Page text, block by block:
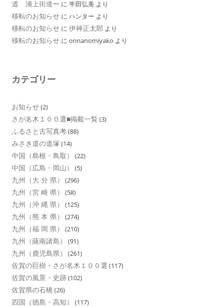
道 浦上街道ー に 半田弘美 より
移転のお知らせ に ハンター より
移転のお知らせ に 伊神正太郎 より
移転のお知らせ に onnanomiyako より
カテゴリー
お知らせ(2)
さが名木１００選■掲載一覧 (3)
ふるさと古写真考(88)
みさき道の道塚 (14)
中国（島根・鳥取） (22)
中国（広島・岡山） (5)
九州（大 分 県） (296)
九州（宮 崎 県） (58)
九州（沖 縄 県） (125)
九州（熊 本 県） (274)
九州（福 岡 県） (210)
九州（薩南諸島） (91)
九州（鹿児島県） (261)
佐賀の巨樹・さが名木１００選 (117)
佐賀の風景・史跡(102)
佐賀県の石橋 (26)
四国（徳島・高知） (117)